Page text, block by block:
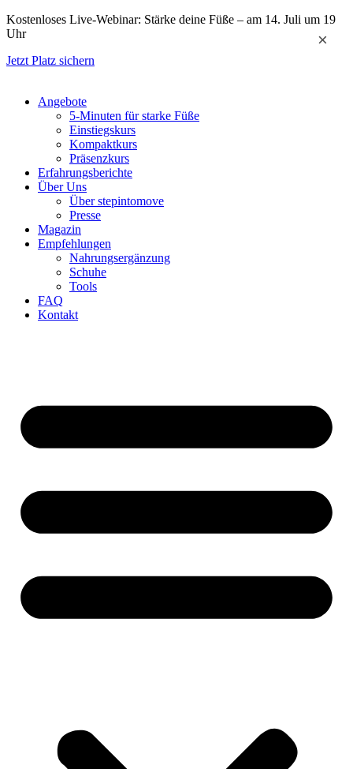
Zum
Inhalt
Kostenloses Live-Webinar: Stärke deine Füße – am 14. Juli um 19
Uhr
Jetzt Platz sichern
×
Angebote
5-Minuten für starke Füße
Einstiegskurs
Kompaktkurs
Präsenzkurs
Erfahrungsberichte
Über Uns
Über stepintomove
Presse
Magazin
Empfehlungen
Nahrungsergänzung
Schuhe
Tools
FAQ
Kontakt